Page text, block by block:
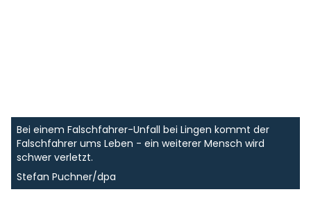
Bei einem Falschfahrer-Unfall bei Lingen kommt der
Falschfahrer ums Leben - ein weiterer Mensch wird
schwer verletzt.
Stefan Puchner/dpa